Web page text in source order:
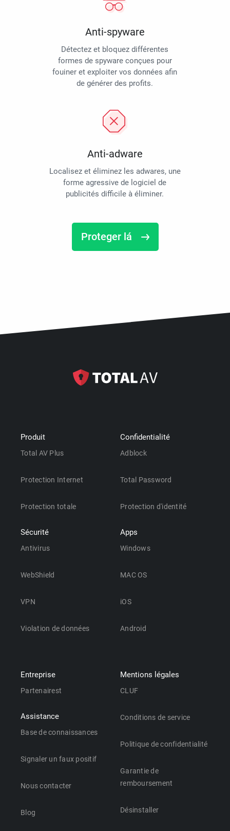
Anti-spyware
Détectez et bloquez différentes
formes de spyware conçues pour
fouiner et exploiter vos données afin
de générer des profits.
Anti-adware
Localisez et éliminez les adwares, une
forme agressive de logiciel de
publicités difficile à éliminer.
Proteger lá
Produit
Total AV Plus
Protection Internet
Protection totale
Sécurité
Antivirus
WebShield
VPN
Violation de données
Confidentialité
Adblock
Total Password
Protection d'identité
Apps
Windows
MAC OS
iOS
Android
Entreprise
Partenairest
Assistance
Base de connaissances
Signaler un faux positif
Nous contacter
Blog
Mentions légales
CLUF
Conditions de service
Politique de confidentialité
Garantie de
remboursement
Désinstaller